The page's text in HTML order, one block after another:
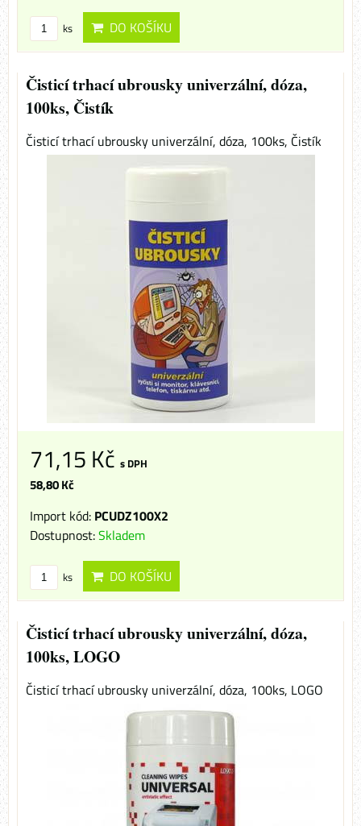
ks DO KOŠÍKU
Čisticí trhací ubrousky univerzální, dóza,
100ks, Čistík
Čisticí trhací ubrousky univerzální, dóza, 100ks, Čistík
71,15 Kč s DPH
58,80 Kč
Import kód: PCUDZ100X2
Dostupnost:Skladem
ks DO KOŠÍKU
Čisticí trhací ubrousky univerzální, dóza,
100ks, LOGO
Čisticí trhací ubrousky univerzální, dóza, 100ks, LOGO